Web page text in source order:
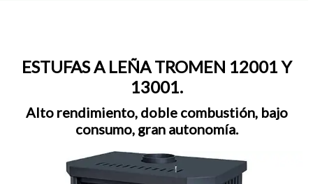
ESTUFAS A LEÑA TROMEN 12001 Y
13001.
Alto rendimiento, doble combustión, bajo
consumo, gran autonomía.